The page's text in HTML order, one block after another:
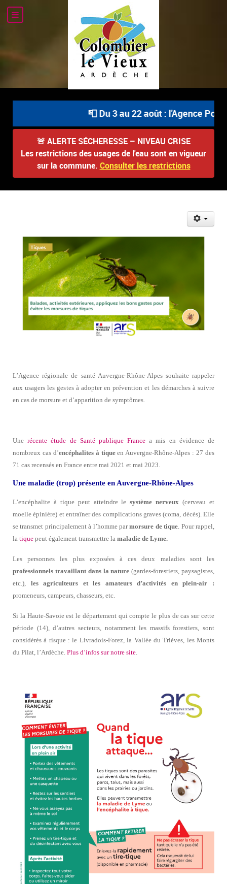
📮 Du 3 au 22 août : l'Agence
🚨 ALERTE SÉCHERESSE – NIVEAU CRISE
Les restrictions des usages de l'eau sont en vigueur
sur la commune. Consulter les restrictions
L’Agence régionale de santé Auvergne-Rhône-Alpes souhaite rappeler
aux usagers les gestes à adopter en prévention et les démarches à suivre
en cas de morsure et d’apparition de symptômes.
Unerécente étude de Santé publique France a mis en évidence de
nombreux cas d’encéphalites à tiqueen Auvergne-Rhône-Alpes : 27 des
71 cas recensés en France entre mai 2021 et mai 2023.
Une maladie (trop) présente en Auvergne-Rhône-Alpes
L’encéphalite à tique peut atteindre lesystème nerveux (cerveau et
moelle épinière) et entraîner des complications graves (coma, décès). Elle
se transmet principalement à l’homme parmorsure de tique . Pour rappel,
la tique peut également transmettre la maladie de Lyme.
Les personnes les plus exposées à ces deux maladies sont les
professionnels travaillant dans la nature(gardes-forestiers, paysagistes,
etc.), les agriculteurs et les amateurs d’activités en plein-air :
promeneurs, campeurs, chasseurs, etc.
Si la Haute-Savoie est le département qui compte le plus de cas sur cette
période (14), d’autres secteurs, notamment les massifs forestiers, sont
considérés à risque : le Livradois-Forez, la Vallée du Trièves, les Monts
du Pilat, l’Ardèche. Plus d’infos sur notre site